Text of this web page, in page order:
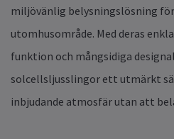
miljövänlig belysningslösning
utomhusområde. Med deras
funktion och mångsidiga
solcellsljusslingor ett utmärkt
inbjudande atmosfär utan att